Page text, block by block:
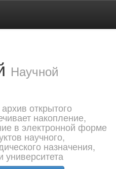
Научной
открытого
накопление,
в электронной форме
научного,
назначения,
университета